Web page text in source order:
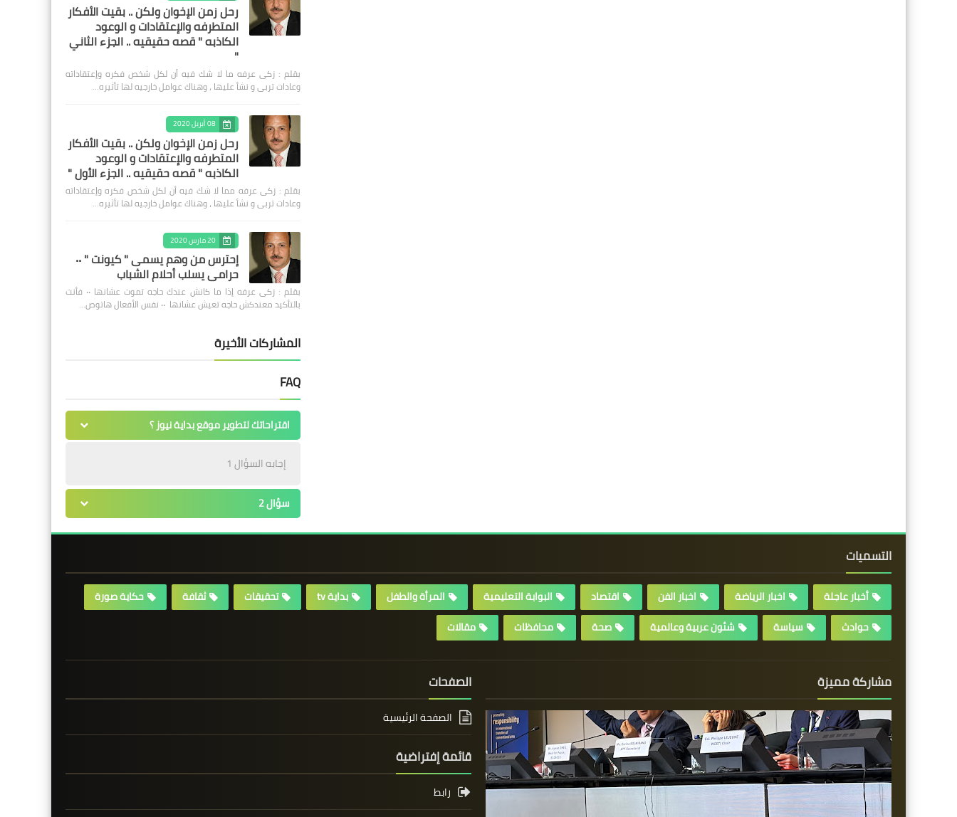
رحل زمن الإخوان ولكن .. بقيت الأفكار
المتطرفه والإعتقادات و الوعود
الكاذبه " قصه حقيقيه .. الجزء الثاني
"
بقلم : زكى عرفه ‎ما لا شك فيه أن لكل شخص فكره وإعتقاداته
وعادات تربى و نشأ عليها ، وهناك عوامل خارجيه لها تأثيره…
08 أبريل 2020
رحل زمن الإخوان ولكن .. بقيت الأفكار
المتطرفه والإعتقادات و الوعود
الكاذبه " قصه حقيقيه .. الجزء الأول "
بقلم : زكى عرفه مما لا شك فيه أن لكل شخص فكره وإعتقاداته
وعادات تربى و نشأ عليها ، وهناك عوامل خارجيه لها تأثيره…
20 مارس 2020
إحترس من وهم يسمى " كيونت " ٠٠
حرامى يسلب أحلام الشباب
بقلم : زكى عرفه ‎إذا ما كانش عندك حاجه تموت عشانها ٠٠ فأنت
بالتأكيد معندكش حاجه تعيش عشانها ٠٠ نفس الأفعال هاتوص…
المشاركات الأخيرة
FAQ
اقتراحاتك لتطوير موقع بداية نيوز ؟
إجابه السؤال 1
سؤال 2
التسميات
أخبار عاجلة اخبار الرياضة اخبار الفن اقتصاد البوابة التعليمية المرأة والطفل بداية tv تحقيقات ثقافة
حكاية صورة
حوادث
سياسة شئون عربية وعالمية صحة محافظات مقالات
مشاركة مميزة الصفحات
الصفحة الرئيسية
قائمة إفتراضية
رابط